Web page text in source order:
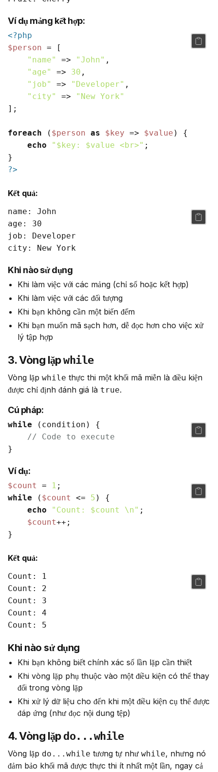
Ví dụ mảng kết hợp:
<?php
$person = [
"name"
=> "John" ,
"age"
=> 30 ,
"job"
=> "Developer" ,
"city"
=>
"New York"
];
foreach ( $person as $key => $value ) {
echo
" $key : $value <br>" ;
?>
Kết quả:
name: John
age: 30
job: Developer
Khi nào sử dụng
Khi làm việc với các mảng (chỉ số hoặc kết hợp)
Khi làm việc với các đối tượng
Khi bạn không cần một biến đếm
Khi bạn muốn mã sạch hơn, dễ đọc hơn cho việc xử
lý tập hợp
3. Vòng lặpwhile
Vòng lặp while thực thi một khối mã miễn là điều kiện
được chỉ định đánh giá là true.
Cú pháp:
while (condition) {
// Code to execute
Ví dụ:
$count = 1
while ( $count <= 5 ) {
echo
"Count: $count \n" ;
$count++;
Kết quả:
Count: 1
Count: 2
Count: 3
Count: 4
Khi nào sử dụng
Khi bạn không biết chính xác số lần lặp cần thiết
Khi vòng lặp phụ thuộc vào một điều kiện có thể thay
đổi trong vòng lặp
Khi xử lý dữ liệu cho đến khi một điều kiện cụ thể được
đáp ứng (như đọc nội dung tệp)
4. Vòng lặp do...while
Vòng lặp do...while tương tự như while, nhưng nó
đảm bảo khối mã được thực thi ít nhất một lần, ngay cả